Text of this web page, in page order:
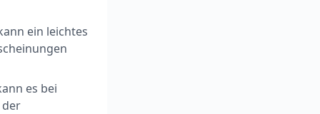
ein leichtes
es bei
der